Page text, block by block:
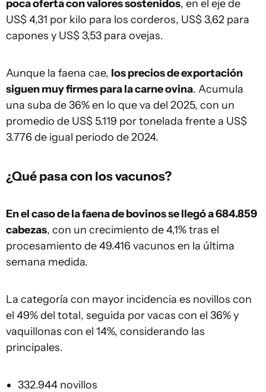
poca oferta con valores sostenidos, en el eje de
US$ 4,31 por kilo para los corderos, US$ 3,62 para
capones y US$ 3,53 para ovejas.
Aunque la faena cae, los precios de exportación
siguen muy firmes para la carne ovina. Acumula
una suba de 36% en lo que va del 2025, con un
promedio de US$ 5.119 por tonelada frente a US$
3.776 de igual periodo de 2024.
¿Qué pasa con los vacunos?
En el caso de la faena de bovinos se llegó a 684.859
cabezas, con un crecimiento de 4,1% tras el
procesamiento de 49.416 vacunos en la última
semana medida.
La categoría con mayor incidencia es novillos con
el 49% del total, seguida por vacas con el 36% y
vaquillonas con el 14%, considerando las
principales.
332.944 novillos